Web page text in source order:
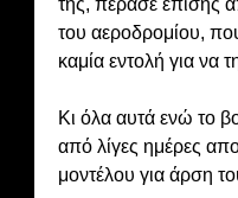
της, πέρασε επίσης
του αεροδρομίου,
καμία εντολή για να
Κι όλα αυτά ενώ το
από λίγες ημέρες
μοντέλου για άρση